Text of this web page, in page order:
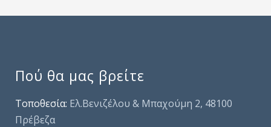
Πού θα μας βρείτε
Τοποθεσία: Ελ.Βενιζέλου & Μπαχούμη 2, 48100
Πρέβεζα